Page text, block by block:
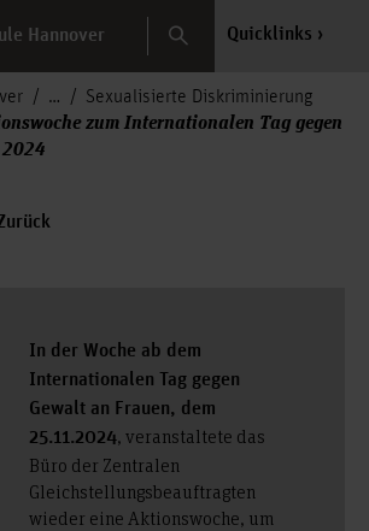
Hannover Search Quicklinks
Sexualisierte Diskriminierung
zum Internationalen Tag gegen
In der Woche ab dem
Internationalen Tag gegen
Gewalt an Frauen, dem
25.11.2024, veranstaltete das
Büro der Zentralen
Gleichstellungsbeauftragten
wieder eine Aktionswoche, um